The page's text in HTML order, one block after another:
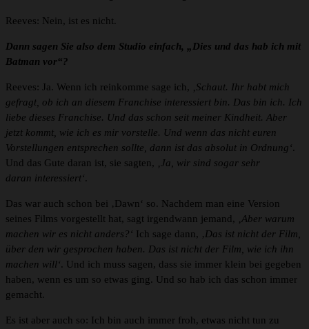
Reeves: Nein, ist es nicht.
Dann sagen Sie also dem Studio einfach, „Dies und das hab ich mit
Batman vor“?
Reeves: Ja. Wenn ich reinkomme sage ich, ‚Schaut. Ihr habt mich
gefragt, ob ich an diesem Franchise interessiert bin. Das bin ich. Ich
liebe dieses Franchise. Und das schon seit meiner Kindheit. Aber
jetzt kommt, wie ich es mir vorstelle. Und wenn das nicht euren
Vorstellungen entsprechen sollte, dann ist das absolut in Ordnung‘.
Und das Gute daran ist, sie sagten, ‚Ja, wir sind sogar sehr
daran interessiert‘.
Das war auch schon bei ‚Dawn‘ so. Nachdem man eine Version
seines Films vorgestellt hat, sagt irgendwann jemand, ‚Aber warum
machen wir es nicht anders?‘ Ich sage dann, ‚Das ist nicht der Film,
über den wir gesprochen haben. Das ist nicht der Film, wie ich ihn
machen will‘. Und ich muss sagen, dass sie immer klein bei gegeben
haben, wenn es um so etwas ging. Und so hab ich das schon immer
gemacht.
Es ist aber auch so: Ich bin auch immer froh, etwas nicht tun zu